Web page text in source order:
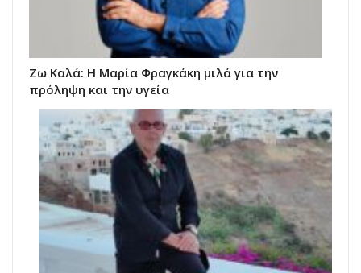
Ζω Καλά: Η Μαρία Φραγκάκη μιλά για την
πρόληψη και την υγεία